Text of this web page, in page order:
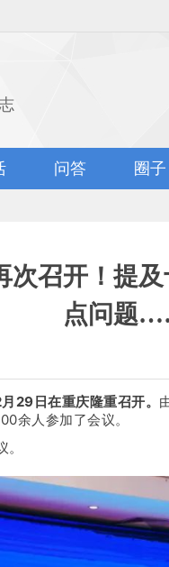
问答 圈子
次召开！提
点问题
29日在重庆隆重召开。
余人参加了会议。